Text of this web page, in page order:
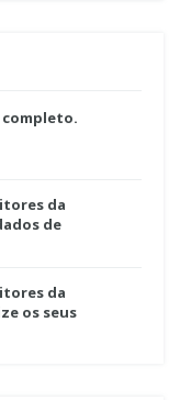
completo.
da
de
da
os seus